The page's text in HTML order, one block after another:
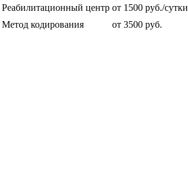
Реабилитационный центр от 1500 руб./сутки
Метод кодирования
от 3500 руб.